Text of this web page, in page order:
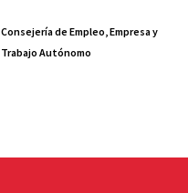
Consejería de Empleo, Empresa y
Trabajo Autónomo